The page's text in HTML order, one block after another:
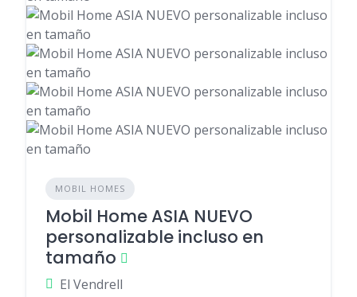
MOBIL HOMES
Mobil Home ASIA NUEVO
personalizable incluso en
tamaño
El Vendrell